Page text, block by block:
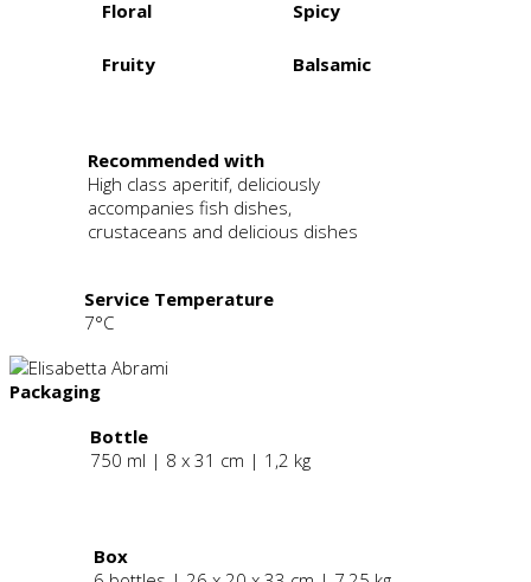
Floral Spicy
Fruity
Balsamic
Recommended with
High class aperitif, deliciously
accompanies fish dishes,
crustaceans and delicious dishes
Service Temperature
7°C
Packaging
Bottle
750 ml | 8 x 31 cm | 1,2 kg
Box